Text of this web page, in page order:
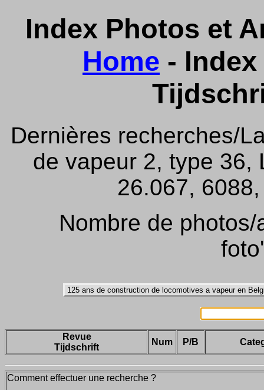
Index Photos et
Home -
Dernières recherches/
de vapeur 2, type 36,
26.067,
Nombre de
Revue
Tijdschrift
Num P/B
Comment effectuer une recherche ?